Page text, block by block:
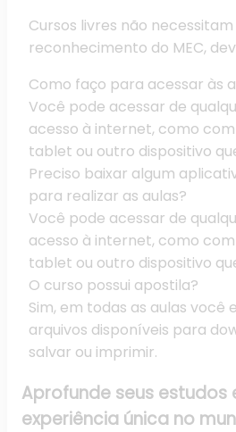
Cursos livres não
reconhecimento do MEC,
Como faço para acessar às
Você pode acessar de
acesso à internet, como
tablet ou outro dispositivo
Preciso baixar algum
para realizar as aulas?
Você pode acessar de
acesso à internet, como
tablet ou outro dispositivo
O curso possui apostila?
Sim, em todas as aulas você
arquivos disponíveis para
salvar ou imprimir.
Aprofunde seus estudos
experiência única no